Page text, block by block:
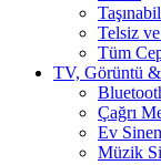
Telsiz
Tüm
TV, Görüntü &
Çağrı
Ev
Müzik